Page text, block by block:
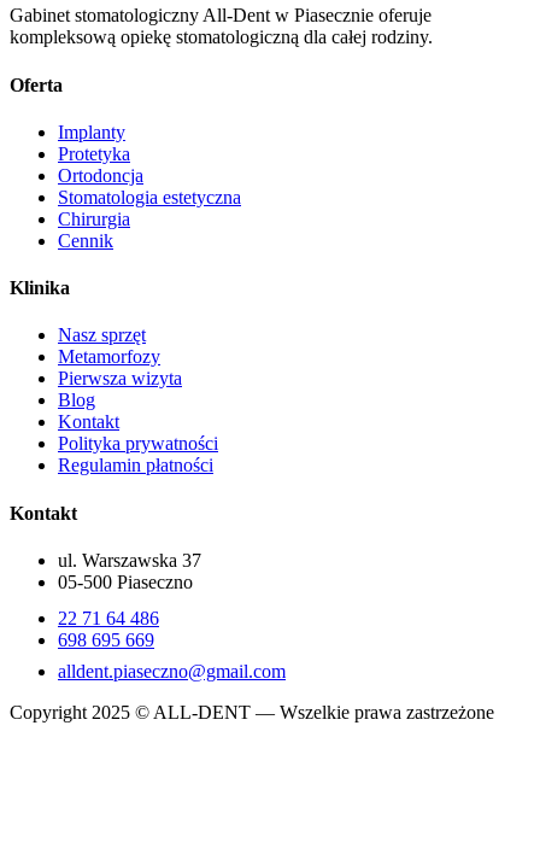
Gabinet stomatologiczny All-Dent w Piasecznie oferuje
kompleksową opiekę stomatologiczną dla całej rodziny.
Oferta
Implanty
Protetyka
Ortodoncja
Stomatologia estetyczna
Chirurgia
Cennik
Klinika
Nasz sprzęt
Metamorfozy
Pierwsza wizyta
Blog
Kontakt
Polityka prywatności
Regulamin płatności
Kontakt
ul. Warszawska 37
05-500 Piaseczno
22 71 64 486
698 695 669
alldent.piaseczno@gmail.com
Copyright 2025 © ALL-DENT — Wszelkie prawa zastrzeżone